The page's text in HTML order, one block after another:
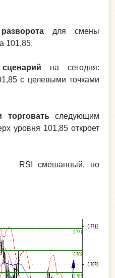
для смены
101,85.
на сегодня:
с целевыми точками
торговать следующим
101,85 откроет
RSI смешанный, но